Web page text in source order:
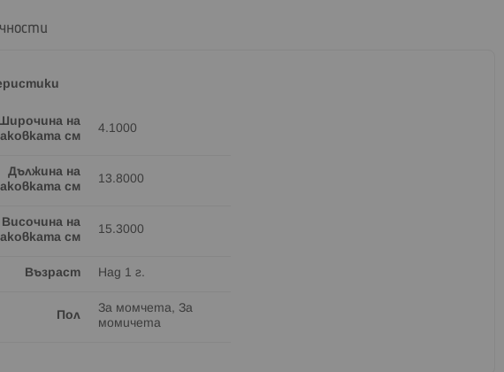
Широчина на
см
4.1000
Дължина на
см
13.8000
Височина на
см
15.3000
Възраст Над 1 г.
Пол
За момчета, За
момичета